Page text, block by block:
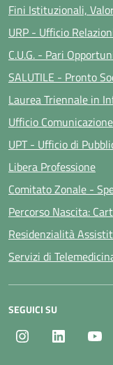
Fini Istituzionali,
URP - Ufficio
C.U.G. - Pari
SALUTILE - Pronto
Laurea Triennale in
Ufficio Comunicazione
UPT - Ufficio di
Libera Professione
Comitato Zonale -
Percorso Nascita:
Residenzialità
Servizi di
SEGUICI SU
Instagram LinkedIn